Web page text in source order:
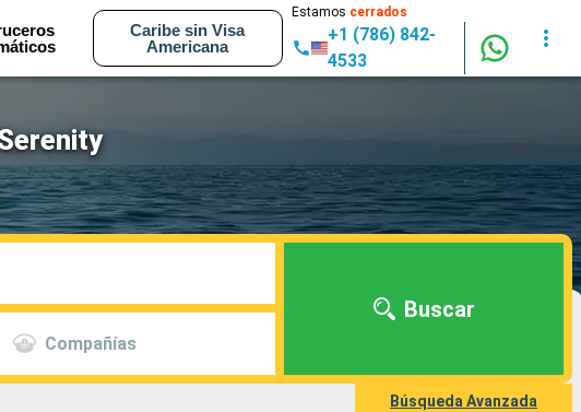
Caribe sin Visa
Americana
Estamos cerrados
+1 (786) 842-
4533
Compañías
Buscar
Búsqueda Avanzada